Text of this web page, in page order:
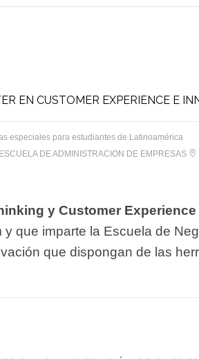
EN CUSTOMER EXPERIENCE E
especiales para estudiantes de Latinoamérica
DE ADMINISTRACION DE EMPRESAS
y Customer Experience
que imparte la Escuela de
que dispongan de las